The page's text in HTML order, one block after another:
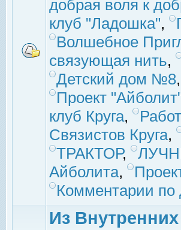
добрая воля к
клуб "Ладошка",
Волшебное
связующая нить,
Детский дом №8,
Проект
клуб Круга,
Связистов Круга,
ТРАКТОР,
Айболита,
Комментарии по
Из